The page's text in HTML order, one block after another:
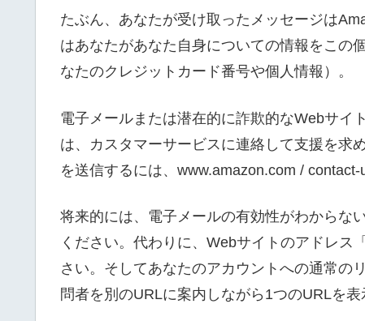
たぶん、あなたが受け取ったメッセージは
はあなたがあなた自身についての情報をこの
なたのクレジットカード番号や個人情報）。
電子メールまたは潜在的に詐欺的なWebサイ
は、カスタマーサービスに連絡して支援を求
を送信するには、www.amazon.com / contact-
将来的には、電子メールの有効性がわからな
ください。代わりに、Webサイトのアドレス
さい。そしてあなたのアカウントへの通常の
問者を別のURLに案内しながら1つのURLを